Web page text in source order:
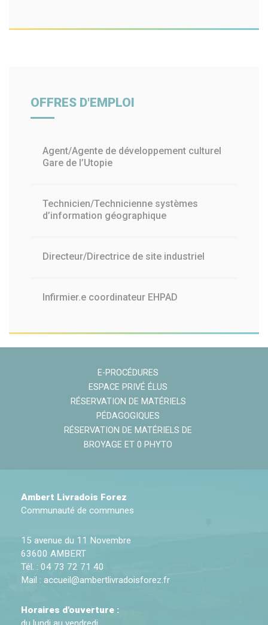
OFFRES D'EMPLOI
Agent/Agente de développement culturel
Gare de l’Utopie
Technicien/Technicienne systèmes
d’information géographique
Directeur/Directrice de site industriel
Infirmier.e coordinateur EHPAD
E-PROCÉDURES
ESPACE PRIVÉ ÉLUS
RÉSERVATION DE MATÉRIELS
PÉDAGOGIQUES
RÉSERVATION DE MATÉRIELS DE
BROYAGE ET 0 PHYTO
Ambert Livradois Forez
Communauté de communes
15 avenue du 11 Novembre
63600 AMBERT
Tél. : 04 73 72 71 40
Mail : accueil@ambertlivradoisforez.fr
Horaires d'ouverture :